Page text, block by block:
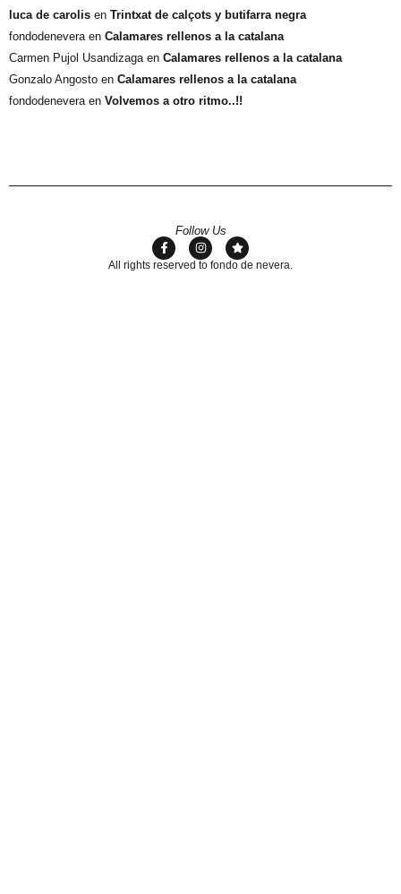
luca de carolis en Trintxat de calçots y butifarra negra
fondodenevera en Calamares rellenos a la catalana
Carmen Pujol Usandizaga en Calamares rellenos a la catalana
Gonzalo Angosto en Calamares rellenos a la catalana
fondodenevera en Volvemos a otro ritmo..!!
Follow Us
All rights reserved to fondo de nevera.